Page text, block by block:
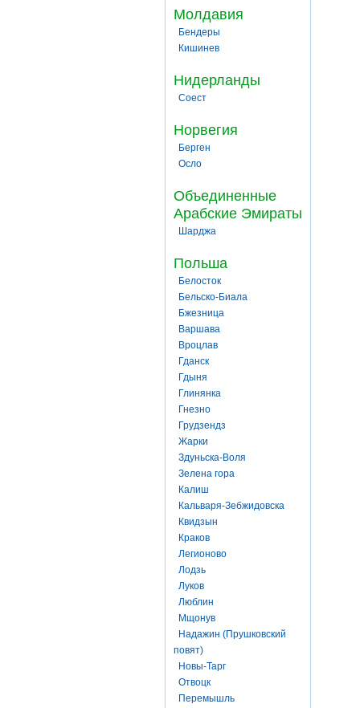
Молдавия
Бендеры
Кишинев
Нидерланды
Соест
Норвегия
Берген
Осло
Объединенные
Арабские Эмираты
Шарджа
Польша
Белосток
Бельско-Биала
Бжезница
Варшава
Вроцлав
Гданск
Гдыня
Глинянка
Гнезно
Грудзендз
Жарки
Здуньска-Воля
Зелена гора
Калиш
Кальваря-Зебжидовска
Квидзын
Краков
Легионово
Лодзь
Луков
Люблин
Мщонув
Надажин (Прушковский
повят)
Новы-Тарг
Отвоцк
Перемышль